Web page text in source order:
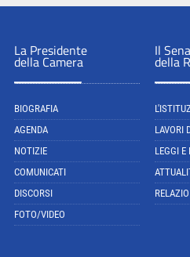
La Presidente
della Camera
BIOGRAFIA
AGENDA
NOTIZIE
COMUNICATI
DISCORSI
FOTO/VIDEO
Il
della
LAVORI
LEGGI E